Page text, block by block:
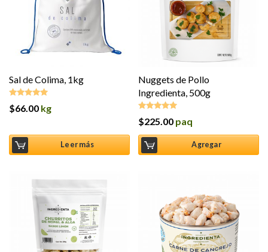
Sal de Colima, 1kg
Valorado en
$66.00 kg
Leer más
Nuggets de Pollo
Ingredienta, 500g
Valorado en
$225.00 paq
Agregar